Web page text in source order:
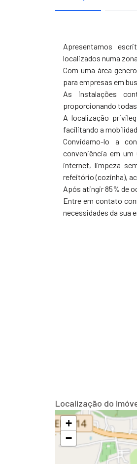
Apresentamos
localizados numa
Com uma área
para empresas em
As instalações
proporcionando
A localização
facilitando a
Convidamo-lo a
conveniência em
internet, limpeza
refeitório (cozinha),
Após atingir 85% de
Entre em contato
necessidades da sua
Localização do
+
−